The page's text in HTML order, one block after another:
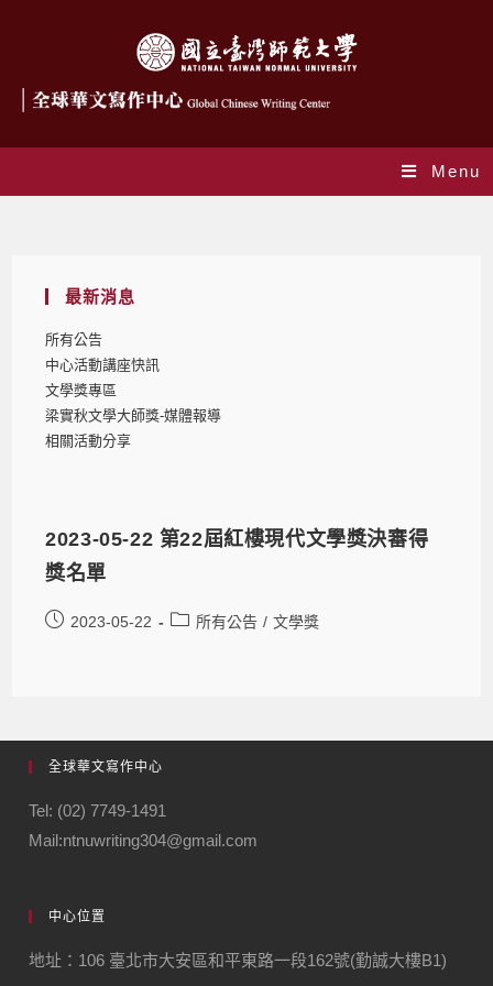
Menu
最新消息
所有公告
中心活動講座快訊
文學獎專區
梁實秋文學大師獎-媒體報導
相關活動分享
2023-05-22 第22屆紅樓現代文學獎決審得
獎名單
2023-05-22 所有公告 / 文學獎
全球華文寫作中心
Tel: (02) 7749-1491
Mail:ntnuwriting304@gmail.com
中心位置
地址：106 臺北市大安區和平東路一段162號(勤誠大樓B1)